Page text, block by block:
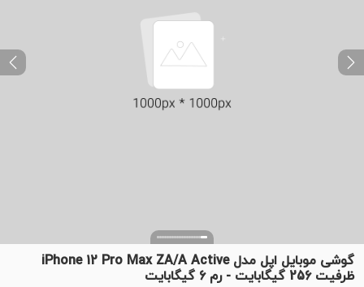
Previous
گوشی موبایل اپل مدل iPhone 12 Pro Max ZA/A Active
ظرفیت 256 گیگابایت - رم 6 گیگابایت